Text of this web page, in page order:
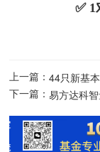
✅ 1
上一篇：44只新基
业最火！
下一篇：易方达科